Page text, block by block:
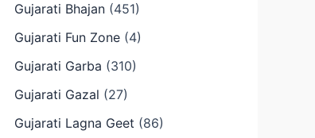
Gujarati Bhajan (451)
Gujarati Fun Zone (4)
Gujarati Garba (310)
Gujarati Gazal (27)
Gujarati Lagna Geet (86)